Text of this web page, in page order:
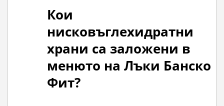
Кои
нисковъглехидратни
храни са заложени в
менюто на Лъки Банско
Фит?